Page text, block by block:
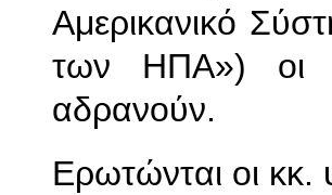
Αμερικανικό
των ΗΠΑ») οι
αδρανούν.
Ερωτώνται οι κκ.